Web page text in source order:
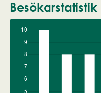
Besökarstatistik